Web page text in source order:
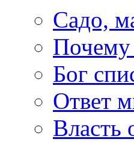
Садо,
Почему
Бог
Ответ
Власть